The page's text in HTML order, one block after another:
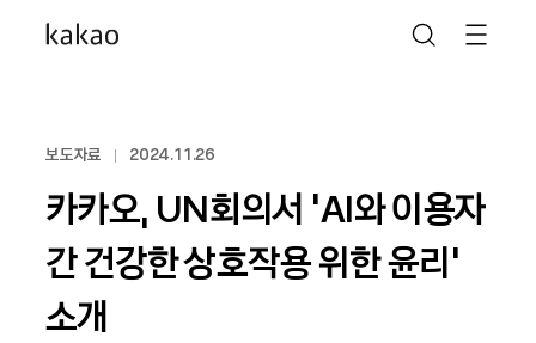
보도자료 2024.11.26
카카오, UN회의서 ‘AI와 이용자
간 건강한 상호작용 위한 윤리’
소개